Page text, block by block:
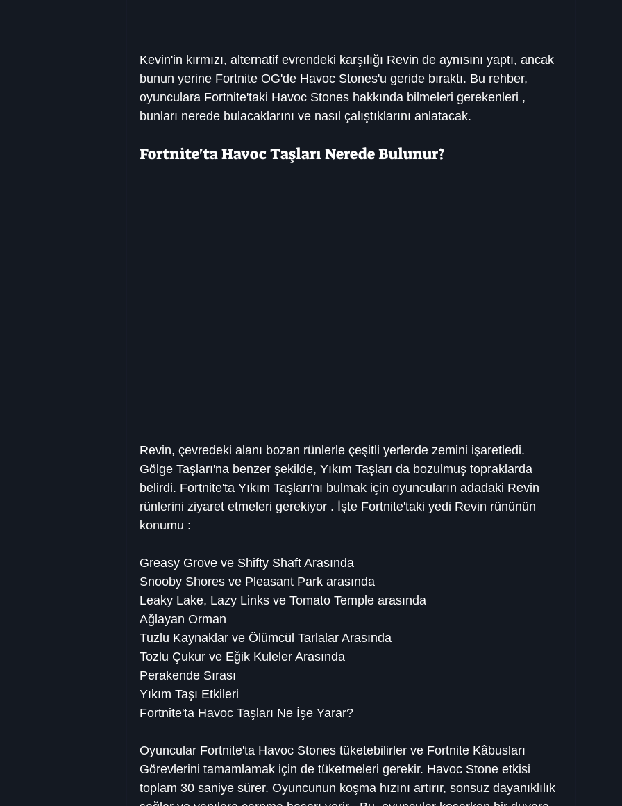
Kevin'in kırmızı, alternatif evrendeki karşılığı Revin de aynısını yaptı, ancak
bunun yerine Fortnite OG'de Havoc Stones'u geride bıraktı. Bu rehber,
oyunculara Fortnite'taki Havoc Stones hakkında bilmeleri gerekenleri ,
bunları nerede bulacaklarını ve nasıl çalıştıklarını anlatacak.
Fortnite'ta Havoc Taşları Nerede Bulunur?
Revin, çevredeki alanı bozan rünlerle çeşitli yerlerde zemini işaretledi.
Gölge Taşları'na benzer şekilde, Yıkım Taşları da bozulmuş topraklarda
belirdi. Fortnite'ta Yıkım Taşları'nı bulmak için oyuncuların adadaki Revin
rünlerini ziyaret etmeleri gerekiyor . İşte Fortnite'taki yedi Revin rününün
konumu :
Greasy Grove ve Shifty Shaft Arasında
Snooby Shores ve Pleasant Park arasında
Leaky Lake, Lazy Links ve Tomato Temple arasında
Ağlayan Orman
Tuzlu Kaynaklar ve Ölümcül Tarlalar Arasında
Tozlu Çukur ve Eğik Kuleler Arasında
Perakende Sırası
Yıkım Taşı Etkileri
Fortnite'ta Havoc Taşları Ne İşe Yarar?
Oyuncular Fortnite'ta Havoc Stones tüketebilirler ve Fortnite Kâbusları
Görevlerini tamamlamak için de tüketmeleri gerekir. Havoc Stone etkisi
toplam 30 saniye sürer. Oyuncunun koşma hızını artırır, sonsuz dayanıklılık